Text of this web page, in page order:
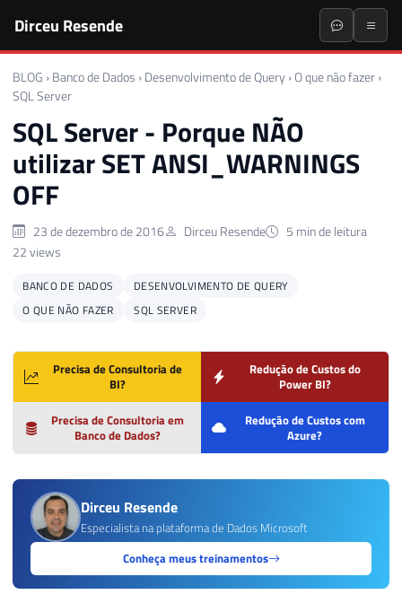
Dirceu Resende
BLOG › Banco de Dados › Desenvolvimento de Query › O que não fazer ›
SQL Server
SQL Server - Porque NÃO
utilizar SET ANSI_WARNINGS
OFF
23 de dezembro de 2016 Dirceu Resende
5 min de leitura
22 views
BANCO DE DADOS
DESENVOLVIMENTO DE QUERY
O QUE NÃO FAZER
SQL SERVER
Precisa de Consultoria de
BI?
Redução de Custos do
Power BI?
Precisa de Consultoria em
Banco de Dados?
Redução de Custos com
Azure?
Dirceu Resende
Especialista na plataforma de Dados Microsoft
Conheça meus treinamentos